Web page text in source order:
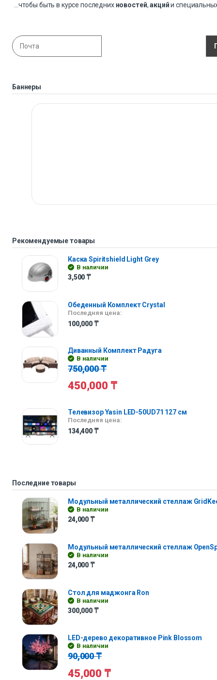
...чтобы быть в курсе последних новостей,акцийи
Баннеры
Рекомендуемые товары
Каска Spiritshield Light Grey
В наличии
3,500 ₸
Обеденный Комплект Crystal
Последняя цена:
100,000 ₸
Диванный Комплект Радуга
В наличии
750,000₸
450,000 ₸
Телевизор Yasin LED-50UD71 127 см
Последняя цена:
134,400 ₸
Последние товары
Модульный металлический стеллаж
В наличии
24,000 ₸
Модульный металлический стеллаж
В наличии
24,000 ₸
Стол для маджонга Ron
В наличии
300,000 ₸
LED-дерево декоративное Pink Blossom
В наличии
90,000₸
45,000 ₸